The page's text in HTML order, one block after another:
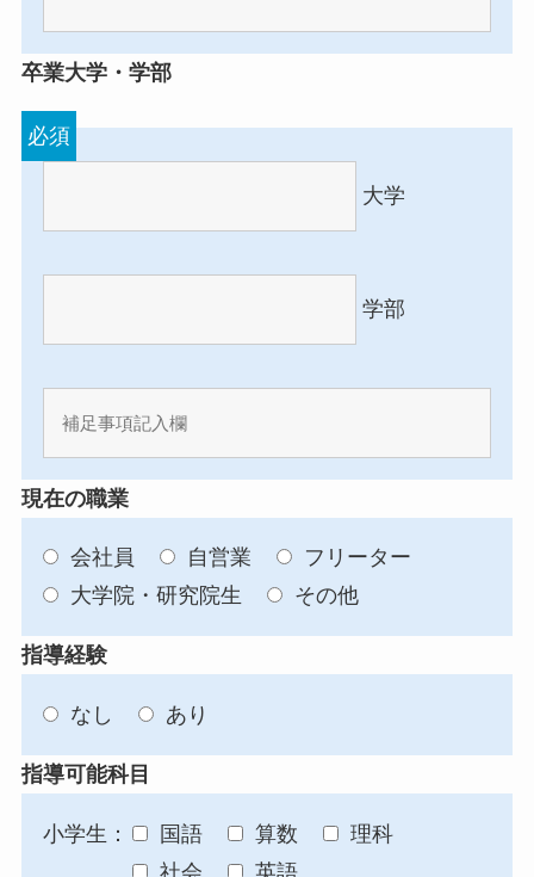
卒業大学・学部
必須
大学
学部
現在の職業
会社員 自営業
フリーター
大学院・研究院生
その他
指導経験
なし あり
指導可能科目
小学生： 国語 算数
理科